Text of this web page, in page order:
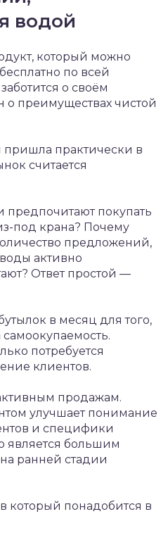
водой
который можно
по всей
о своём
о преимуществах чистой
пришла практически в
считается
предпочитают покупать
под крана? Почему
предложений,
активно
Ответ простой —
в месяц для того,
потребуется
клиентов.
продажам.
улучшает понимание
и специфики
является большим
ранней стадии
который понадобится в